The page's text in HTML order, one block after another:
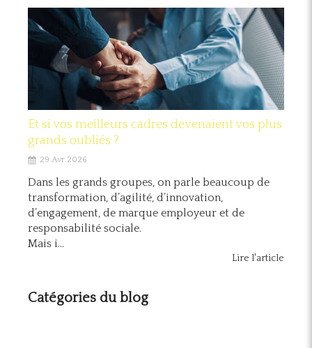
Et si vos meilleurs cadres devenaient vos plus
grands oubliés ?
29 Avr 2026
Dans les grands groupes, on parle beaucoup de
transformation, d’agilité, d’innovation,
d’engagement, de marque employeur et de
responsabilité sociale.
Mais i...
Lire l'article
Catégories du blog